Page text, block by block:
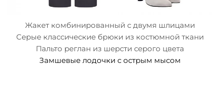
Жакет комбинированный с двумя шлицами
Серые классические брюки из костюмной ткани
Пальто реглан из шерсти серого цвета
Замшевые лодочки с острым мысом